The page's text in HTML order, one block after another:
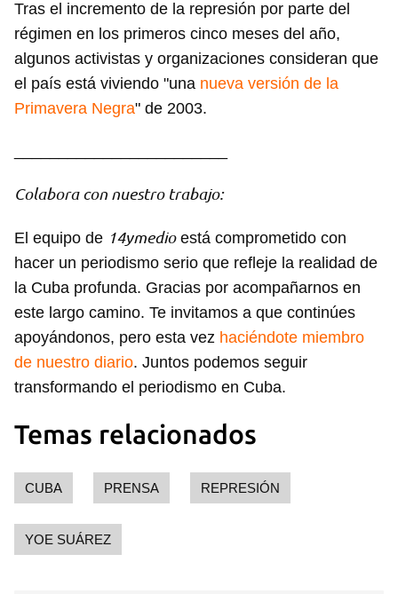
Para poder guardar como favorito, primero has de
iniciar sesión con tu cuenta de 14ymedio.
INICIAR SESIÓN CANCELAR
Tras el incremento de la represión por parte del
régimen en los primeros cinco meses del año,
algunos activistas y organizaciones consideran que
el país está viviendo "una nueva versión de la
Primavera Negra" de 2003.
Colabora con nuestro trabajo:
El equipo de 14ymedioestá comprometido con
hacer un periodismo serio que refleje la realidad de
la Cuba profunda. Gracias por acompañarnos en
este largo camino. Te invitamos a que continúes
apoyándonos, pero esta vez haciéndote miembro
de nuestro diario. Juntos podemos seguir
transformando el periodismo en Cuba.
Temas relacionados
CUBA PRENSA REPRESIÓN
YOE SUÁREZ